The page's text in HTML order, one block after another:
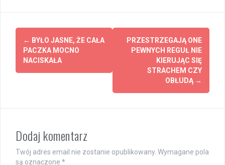
Post
navigation
← BYŁO JASNE, ŻE CAŁA
PACZKA MOCNO
NACISKAŁA
PRZESTRZEGAJĄ ONE
PEWNYCH REGUŁ NIE
KIERUJĄC SIĘ
STRACHEM CZY
OBŁUDĄ →
Dodaj komentarz
Twój adres email nie zostanie opublikowany. Wymagane pola
są oznaczone *